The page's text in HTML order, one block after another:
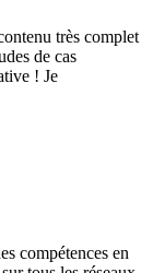
très complet
de cas
! Je
compétences en